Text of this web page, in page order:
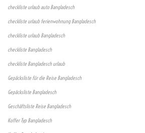
checkliste urlaub auto Bangladesch
checkliste urlaub ferienwohnung Bangladesch
checkliste urlaub Bangladesch
checkliste Bangladesch
checkliste Bangladesch urlaub
Gepäcksliste für die Reise Bangladesch
Gepäcksliste Bangladesch
Geschäftsliste Reise Bangladesch
Koffer Typ Bangladesch